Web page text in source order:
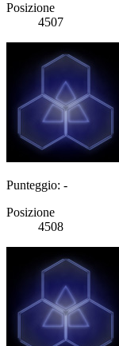
Posizione
4507
Punteggio: -
Posizione
4508